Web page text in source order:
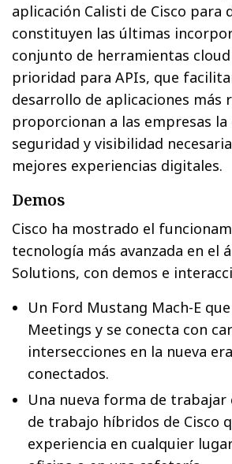
aplicación Calisti de Cisco para
constituyen las últimas
conjunto de herramientas
prioridad para APIs, que
desarrollo de aplicaciones más
proporcionan a las empresas
seguridad y visibilidad
mejores experiencias digitales.
Demos
Cisco ha mostrado el
tecnología más avanzada en el
Solutions, con demos e
Un Ford Mustang Mach-E
Meetings y se conecta con
intersecciones en la nueva
conectados.
Una nueva forma de trabajar
de trabajo híbridos de Cisco
experiencia en cualquier